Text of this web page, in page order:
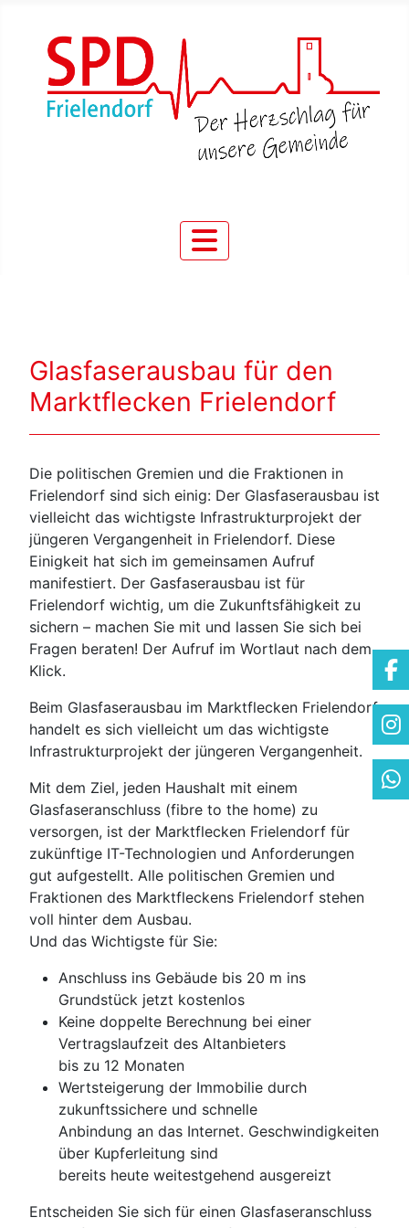
Glasfaserausbau für den
Marktflecken Frielendorf
Die politischen Gremien und die Fraktionen in
Frielendorf sind sich einig: Der Glasfaserausbau ist
vielleicht das wichtigste Infrastrukturprojekt der
jüngeren Vergangenheit in Frielendorf. Diese
Einigkeit hat sich im gemeinsamen Aufruf
manifestiert. Der Gasfaserausbau ist für
Frielendorf wichtig, um die Zukunftsfähigkeit zu
sichern – machen Sie mit und lassen Sie sich bei
Fragen beraten! Der Aufruf im Wortlaut nach dem
Klick.
Beim Glasfaserausbau im Marktflecken Frielendorf
handelt es sich vielleicht um das wichtigste
Infrastrukturprojekt der jüngeren Vergangenheit.
Mit dem Ziel, jeden Haushalt mit einem
Glasfaseranschluss (fibre to the home) zu
versorgen, ist der Marktflecken Frielendorf für
zukünftige IT-Technologien und Anforderungen
gut aufgestellt. Alle politischen Gremien und
Fraktionen des Marktfleckens Frielendorf stehen
voll hinter dem Ausbau.
Und das Wichtigste für Sie:
Anschluss ins Gebäude bis 20 m ins
Grundstück jetzt kostenlos
Keine doppelte Berechnung bei einer
Vertragslaufzeit des Altanbieters
bis zu 12 Monaten
Wertsteigerung der Immobilie durch
zukunftssichere und schnelle
Anbindung an das Internet. Geschwindigkeiten
über Kupferleitung sind
bereits heute weitestgehend ausgereizt
Entscheiden Sie sich für einen Glasfaseranschluss